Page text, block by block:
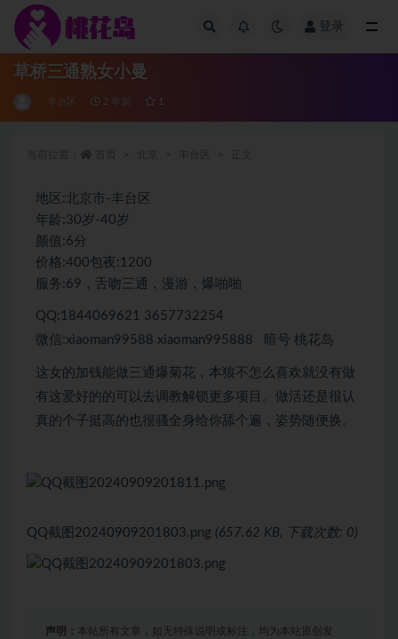
登录
草桥三通熟女小曼
丰台区 2 年前 1
地区:北京市-丰台区
年龄:30岁-40岁
颜值:6分
价格:400包夜:1200
服务:69，舌吻三通，漫游，爆啪啪
QQ:1844069621 3657732254
微信:xiaoman99588 xiaoman995888 暗号 桃花岛
这女的加钱能做三通爆菊花，本狼不怎么喜欢就没有做
有这爱好的的可以去调教解锁更多项目。做活还是很认
真的个子挺高的也很骚全身给你舔个遍，姿势随便换。
QQ截图20240909201803.png (657.62 KB, 下载次数: 0)
声明： 本站所有文章，如无特殊说明或标注，均为本站原创发